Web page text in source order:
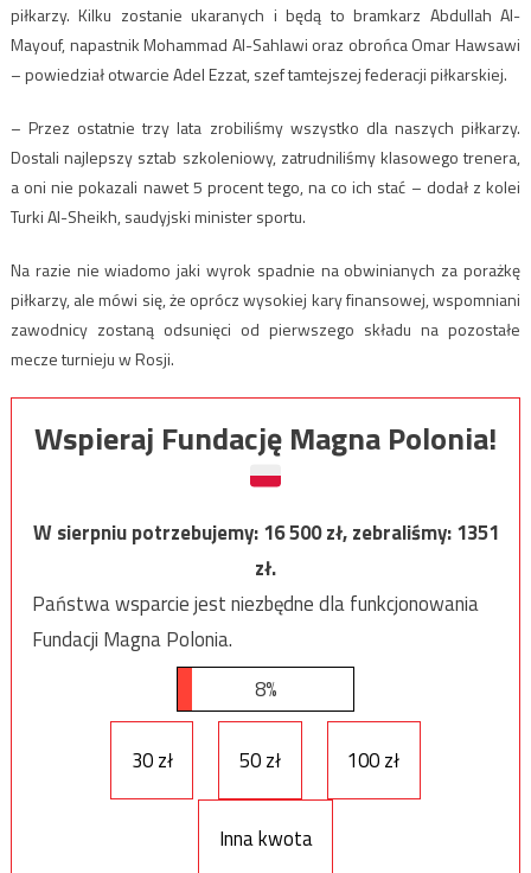
piłkarzy. Kilku zostanie ukaranych i będą to bramkarz Abdullah Al-
Mayouf, napastnik Mohammad Al-Sahlawi oraz obrońca Omar Hawsawi
– powiedział otwarcie Adel Ezzat, szef tamtejszej federacji piłkarskiej.
– Przez ostatnie trzy lata zrobiliśmy wszystko dla naszych piłkarzy.
Dostali najlepszy sztab szkoleniowy, zatrudniliśmy klasowego trenera,
a oni nie pokazali nawet 5 procent tego, na co ich stać – dodał z kolei
Turki Al-Sheikh, saudyjski minister sportu.
Na razie nie wiadomo jaki wyrok spadnie na obwinianych za porażkę
piłkarzy, ale mówi się, że oprócz wysokiej kary finansowej, wspomniani
zawodnicy zostaną odsunięci od pierwszego składu na pozostałe
mecze turnieju w Rosji.
Wspieraj Fundację Magna Polonia!
W sierpniu potrzebujemy:16 500zł, zebraliśmy:1351
zł.
Państwa wsparcie jest niezbędne dla funkcjonowania
Fundacji Magna Polonia.
8%
30 zł 50 zł 100 zł
Inna kwota